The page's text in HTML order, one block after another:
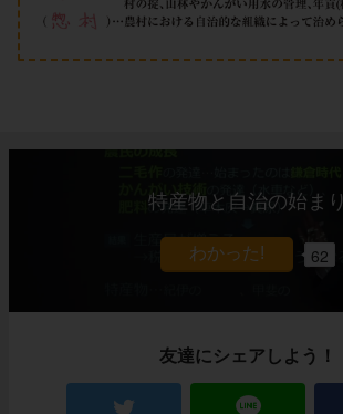
特産物と自治の始まり
62
友達にシェアしよう！